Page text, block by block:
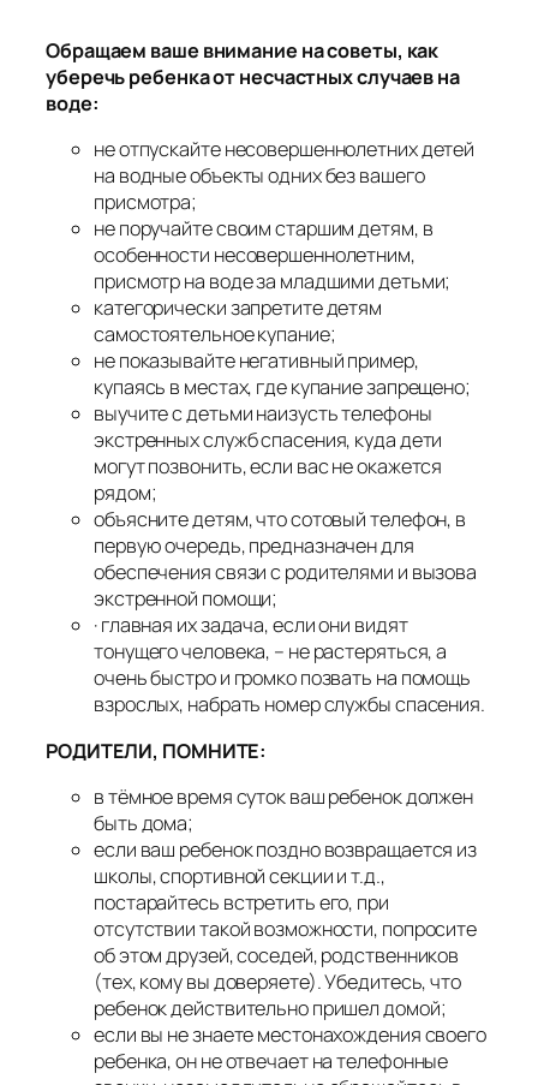
Обращаем ваше внимание на советы, как
уберечь ребенка от несчастных случаев на
воде:
не отпускайте несовершеннолетних детей
на водные объекты одних без вашего
присмотра;
не поручайте своим старшим детям, в
особенности несовершеннолетним,
присмотр на воде за младшими детьми;
категорически запретите детям
самостоятельное купание;
не показывайте негативный пример,
купаясь в местах, где купание запрещено;
выучите с детьми наизусть телефоны
экстренных служб спасения, куда дети
могут позвонить, если вас не окажется
рядом;
объясните детям, что сотовый телефон, в
первую очередь, предназначен для
обеспечения связи с родителями и вызова
экстренной помощи;
· главная их задача, если они видят
тонущего человека, – не растеряться, а
очень быстро и громко позвать на помощь
взрослых, набрать номер службы спасения.
РОДИТЕЛИ, ПОМНИТЕ:
в тёмное время суток ваш ребенок должен
быть дома;
если ваш ребенок поздно возвращается из
школы, спортивной секции и т.д.,
постарайтесь встретить его, при
отсутствии такой возможности, попросите
об этом друзей, соседей, родственников
(тех, кому вы доверяете). Убедитесь, что
ребенок действительно пришел домой;
если вы не знаете местонахождения своего
ребенка, он не отвечает на телефонные